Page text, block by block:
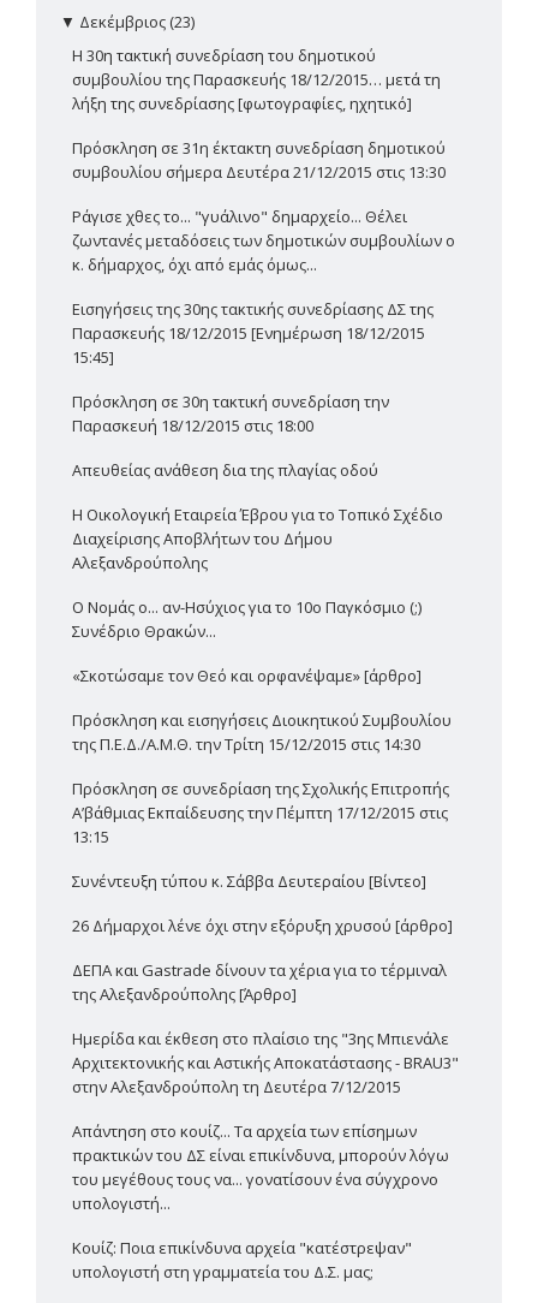
▼ Δεκέμβριος (23)
Η 30η τακτική συνεδρίαση του δημοτικού
συμβουλίου της Παρασκευής 18/12/2015… μετά τη
λήξη της συνεδρίασης [φωτογραφίες, ηχητικό]
Πρόσκληση σε 31η έκτακτη συνεδρίαση δημοτικού
συμβουλίου σήμερα Δευτέρα 21/12/2015 στις 13:30
Ράγισε χθες το... "γυάλινο" δημαρχείο... Θέλει
ζωντανές μεταδόσεις των δημοτικών συμβουλίων ο
κ. δήμαρχος, όχι από εμάς όμως...
Εισηγήσεις της 30ης τακτικής συνεδρίασης ΔΣ της
Παρασκευής 18/12/2015 [Ενημέρωση 18/12/2015
15:45]
Πρόσκληση σε 30η τακτική συνεδρίαση την
Παρασκευή 18/12/2015 στις 18:00
Απευθείας ανάθεση δια της πλαγίας οδού
Η Οικολογική Εταιρεία Έβρου για το Τοπικό Σχέδιο
Διαχείρισης Αποβλήτων του Δήμου
Αλεξανδρούπολης
Ο Νομάς ο... αν-Ησύχιος για το 10ο Παγκόσμιο (;)
Συνέδριο Θρακών...
«Σκοτώσαμε τον Θεό και ορφανέψαμε» [άρθρο]
Πρόσκληση και εισηγήσεις Διοικητικού Συμβουλίου
της Π.Ε.Δ./Α.Μ.Θ. την Τρίτη 15/12/2015 στις 14:30
Πρόσκληση σε συνεδρίαση της Σχολικής Επιτροπής
Α’βάθμιας Εκπαίδευσης την Πέμπτη 17/12/2015 στις
13:15
Συνέντευξη τύπου κ. Σάββα Δευτεραίου [Βίντεο]
26 Δήμαρχοι λένε όχι στην εξόρυξη χρυσού [άρθρο]
ΔΕΠΑ και Gastrade δίνουν τα χέρια για το τέρμιναλ
της Αλεξανδρούπολης [Άρθρο]
Ημερίδα και έκθεση στο πλαίσιο της "3ης Μπιενάλε
Αρχιτεκτονικής και Αστικής Αποκατάστασης - BRAU3"
στην Αλεξανδρούπολη τη Δευτέρα 7/12/2015
Απάντηση στο κουίζ... Τα αρχεία των επίσημων
πρακτικών του ΔΣ είναι επικίνδυνα, μπορούν λόγω
του μεγέθους τους να... γονατίσουν ένα σύγχρονο
υπολογιστή...
Κουίζ: Ποια επικίνδυνα αρχεία "κατέστρεψαν"
υπολογιστή στη γραμματεία του Δ.Σ. μας;